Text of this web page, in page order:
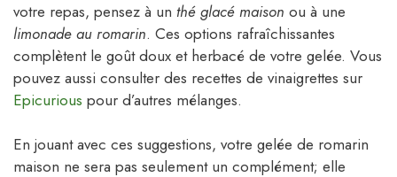
votre repas, pensez à un thé glacé maison ou à une
limonade au romarin. Ces options rafraîchissantes
complètent le goût doux et herbacé de votre gelée. Vous
pouvez aussi consulter des recettes de vinaigrettes sur
Epicurious pour d’autres mélanges.
En jouant avec ces suggestions, votre gelée de romarin
maison ne sera pas seulement un complément; elle